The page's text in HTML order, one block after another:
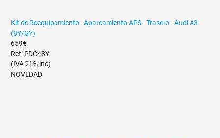
Kit de Reequipamiento - Aparcamiento APS - Trasero - Audi A3
(8Y/GY)
659€
Ref: PDC48Y
(IVA 21% inc)
NOVEDAD